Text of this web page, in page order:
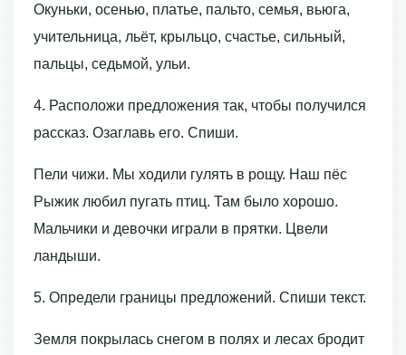
Окуньки, осенью, платье, пальто, семья, вьюга,
учительница, льёт, крыльцо, счастье, сильный,
пальцы, седьмой, ульи.
4. Расположи предложения так, чтобы получился
рассказ. Озаглавь его. Спиши.
Пели чижи. Мы ходили гулять в рощу. Наш пёс
Рыжик любил пугать птиц. Там было хорошо.
Мальчики и девочки играли в прятки. Цвели
ландыши.
5. Определи границы предложений. Спиши текст.
Земля покрылась снегом в полях и лесах бродит